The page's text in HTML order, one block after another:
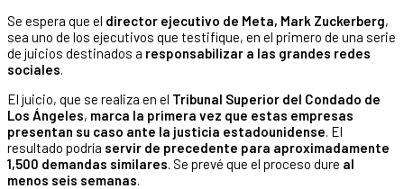
Se espera que el director ejecutivo de Meta, Mark Zuckerberg,
sea uno de los ejecutivos que testifique, en el primero de una serie
de juicios destinados a responsabilizar a las grandes redes
sociales.
El juicio, que se realiza en el Tribunal Superior del Condado de
Los Ángeles, marca la primera vez que estas empresas
presentan su caso ante la justicia estadounidense. El
resultado podría servir de precedente para aproximadamente
1,500 demandas similares. Se prevé que el proceso dure al
menos seis semanas.